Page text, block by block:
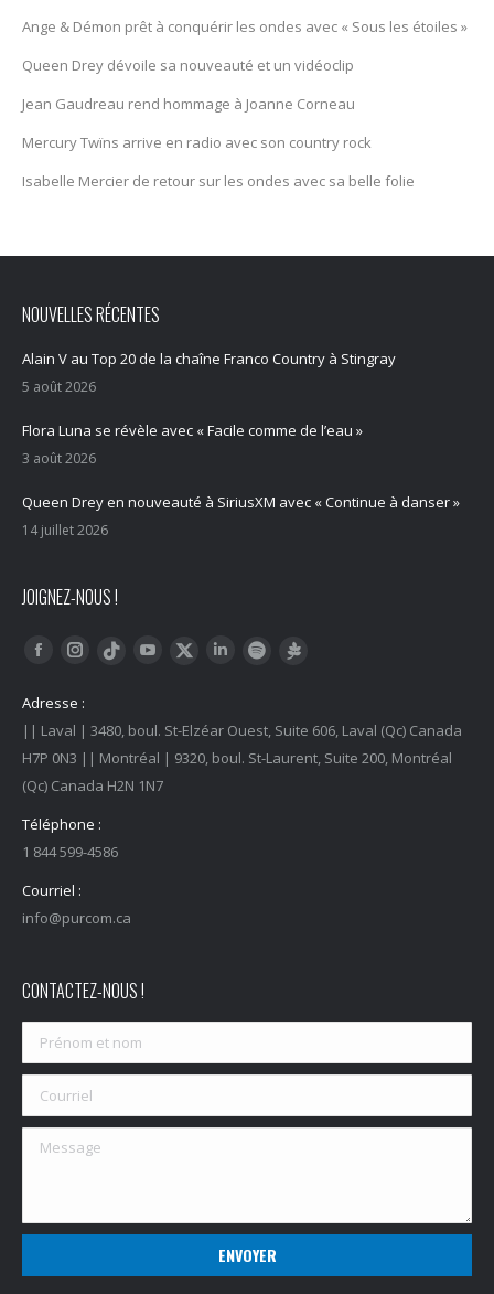
Ange & Démon prêt à conquérir les ondes avec « Sous les étoiles »
Queen Drey dévoile sa nouveauté et un vidéoclip
Jean Gaudreau rend hommage à Joanne Corneau
Mercury Twïns arrive en radio avec son country rock
Isabelle Mercier de retour sur les ondes avec sa belle folie
NOUVELLES RÉCENTES
Alain V au Top 20 de la chaîne Franco Country à Stingray
5 août 2026
Flora Luna se révèle avec « Facile comme de l’eau »
3 août 2026
Queen Drey en nouveauté à SiriusXM avec « Continue à danser »
14 juillet 2026
JOIGNEZ-NOUS !
Trouvez nous sur :
FacebookInstagram
Tiktok YouTubeTwitter LinkedInSpotify
Adresse :
|| Laval | 3480, boul. St-Elzéar Ouest, Suite 606, Laval (Qc) Canada
H7P 0N3 || Montréal | 9320, boul. St-Laurent, Suite 200, Montréal
(Qc) Canada H2N 1N7
Téléphone :
1 844 599-4586
Courriel :
info@purcom.ca
CONTACTEZ-NOUS !